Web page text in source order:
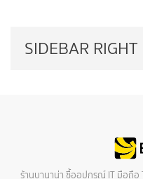
SIDEBAR RIGHT
ร้านบานาน่า ซื้ออุปกรณ์ IT มือถือ